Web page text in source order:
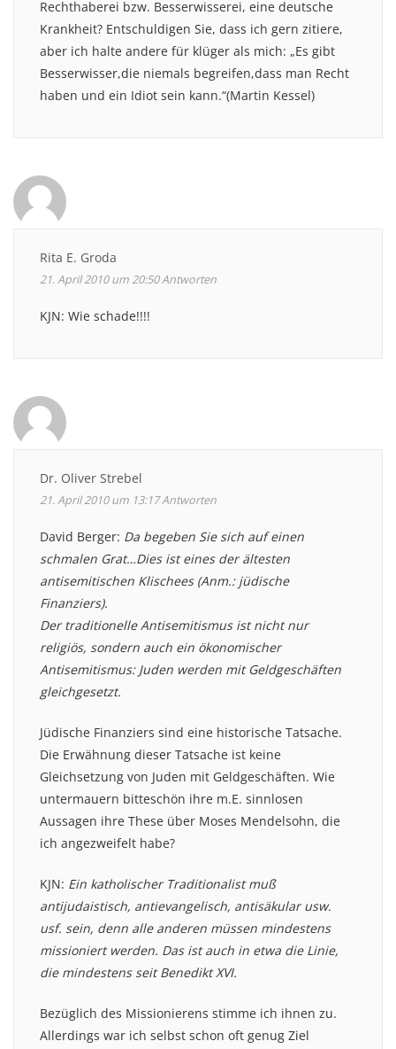
Rechthaberei bzw. Besserwisserei, eine deutsche
Krankheit? Entschuldigen Sie, dass ich gern zitiere,
aber ich halte andere für klüger als mich: „Es gibt
Besserwisser,die niemals begreifen,dass man Recht
haben und ein Idiot sein kann.“(Martin Kessel)
Rita E. Groda
21. April 2010 um 20:50Antworten
KJN: Wie schade!!!!
Dr. Oliver Strebel
21. April 2010 um 13:17Antworten
David Berger: Da begeben Sie sich auf einen
schmalen Grat…Dies ist eines der ältesten
antisemitischen Klischees (Anm.: jüdische
Finanziers).
Der traditionelle Antisemitismus ist nicht nur
religiös, sondern auch ein ökonomischer
Antisemitismus: Juden werden mit Geldgeschäften
gleichgesetzt.
Jüdische Finanziers sind eine historische Tatsache.
Die Erwähnung dieser Tatsache ist keine
Gleichsetzung von Juden mit Geldgeschäften. Wie
untermauern bitteschön ihre m.E. sinnlosen
Aussagen ihre These über Moses Mendelsohn, die
ich angezweifelt habe?
KJN: Ein katholischer Traditionalist muß
antijudaistisch, antievangelisch, antisäkular usw.
usf. sein, denn alle anderen müssen mindestens
missioniert werden. Das ist auch in etwa die Linie,
die mindestens seit Benedikt XVI.
Bezüglich des Missionierens stimme ich ihnen zu.
Allerdings war ich selbst schon oft genug Ziel